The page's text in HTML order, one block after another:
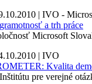
| IVO -
a trh práce
Microsoft
| IVO
Kvalita
pre verejné